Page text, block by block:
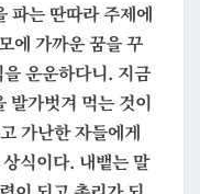
파는 딴따라 주제에
에 가까운 꿈을 꾸
운운하다니. 지금
발가벗겨 먹는 것이
가난한 자들에게
식이다. 내뱉는 말